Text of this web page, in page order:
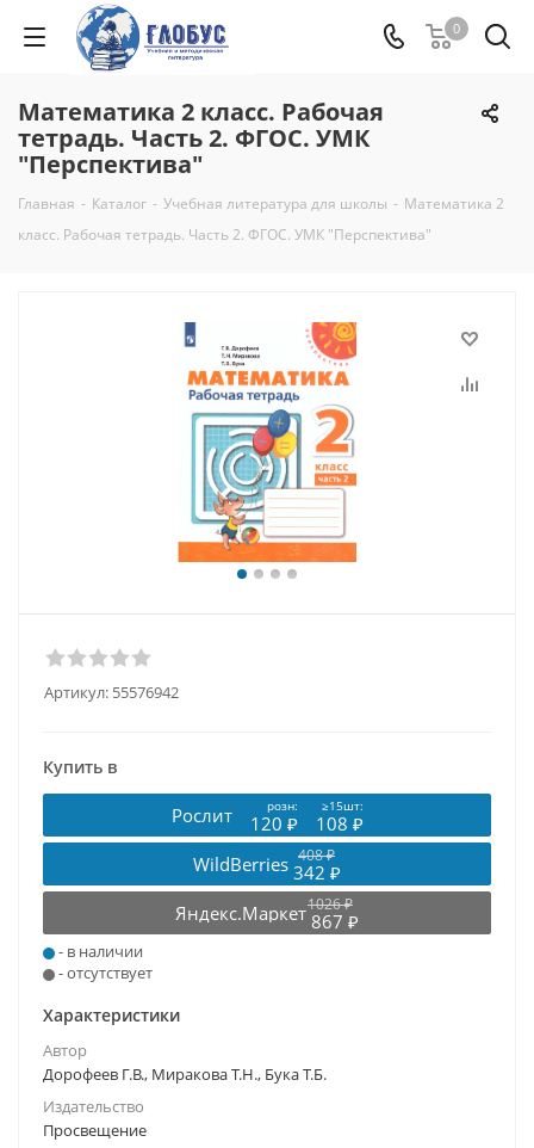
0
Математика 2 класс. Рабочая
тетрадь. Часть 2. ФГОС. УМК
"Перспектива"
Главная - Каталог - Учебная литература для школы - Математика 2
класс. Рабочая тетрадь. Часть 2. ФГОС. УМК "Перспектива"
Артикул: 55576942
Купить в
Рослит розн: ≥15шт:
120 ₽
108 ₽
WildBerries 408 ₽
342 ₽
Яндекс.Маркет1026 ₽
867 ₽
- в наличии
- отсутствует
Характеристики
Автор
Дорофеев Г.В., Миракова Т.Н., Бука Т.Б.
Издательство
Просвещение